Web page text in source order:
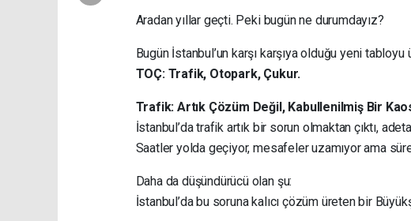
Aradan yıllar geçti. Peki bugün ne durumdayız?
Bugün İstanbul’un karşı karşıya olduğu yeni
TOÇ: Trafik, Otopark, Çukur.
Trafik: Artık Çözüm Değil, Kabullenilmiş Bir
İstanbul’da trafik artık bir sorun olmaktan çıktı,
Saatler yolda geçiyor, mesafeler uzamıyor ama
Daha da düşündürücü olan şu:
İstanbul’da bu soruna kalıcı çözüm üreten bir